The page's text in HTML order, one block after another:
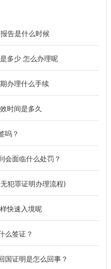
告是什么时候
多少 怎么办理呢
办理什么手续
时间是多久
吗？
会面临什么处罚？
犯罪证明办理流程)
快速入境呢
么签证？
国证明是怎么回事？